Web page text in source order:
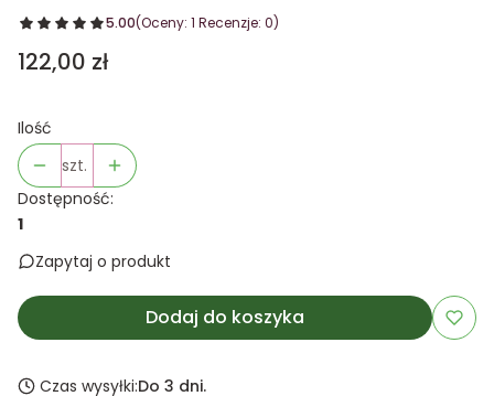
5.00(Oceny: 1 Recenzje: 0)
Cena
122,00 zł
Ilość
szt.
Dostępność:
1
Zapytaj o produkt
Dodaj do koszyka
Czas wysyłki:Do 3 dni.